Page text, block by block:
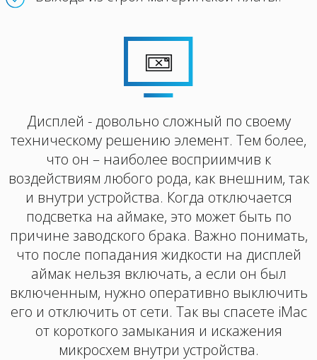
Дисплей - довольно сложный по своему
техническому решению элемент. Тем более,
что он – наиболее восприимчив к
воздействиям любого рода, как внешним, так
и внутри устройства. Когда отключается
подсветка на аймаке, это может быть по
причине заводского брака. Важно понимать,
что после попадания жидкости на дисплей
аймак нельзя включать, а если он был
включенным, нужно оперативно выключить
его и отключить от сети. Так вы спасете iМac
от короткого замыкания и искажения
микросхем внутри устройства.